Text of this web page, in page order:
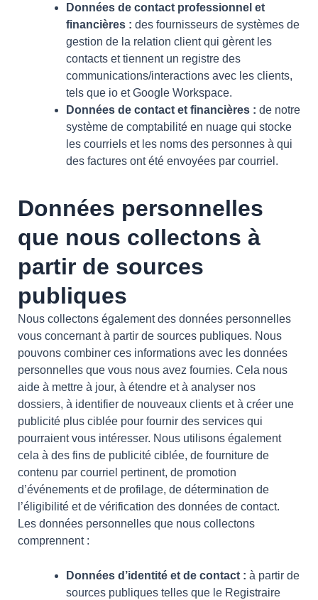
Données de contact professionnel et
financières : des fournisseurs de systèmes de
gestion de la relation client qui gèrent les
contacts et tiennent un registre des
communications/interactions avec les clients,
tels que io et Google Workspace.
Données de contact et financières : de notre
système de comptabilité en nuage qui stocke
les courriels et les noms des personnes à qui
des factures ont été envoyées par courriel.
Données personnelles
que nous collectons à
partir de sources
publiques
Nous collectons également des données personnelles
vous concernant à partir de sources publiques. Nous
pouvons combiner ces informations avec les données
personnelles que vous nous avez fournies. Cela nous
aide à mettre à jour, à étendre et à analyser nos
dossiers, à identifier de nouveaux clients et à créer une
publicité plus ciblée pour fournir des services qui
pourraient vous intéresser. Nous utilisons également
cela à des fins de publicité ciblée, de fourniture de
contenu par courriel pertinent, de promotion
d’événements et de profilage, de détermination de
l’éligibilité et de vérification des données de contact.
Les données personnelles que nous collectons
comprennent :
Données d’identité et de contact : à partir de
sources publiques telles que le Registraire